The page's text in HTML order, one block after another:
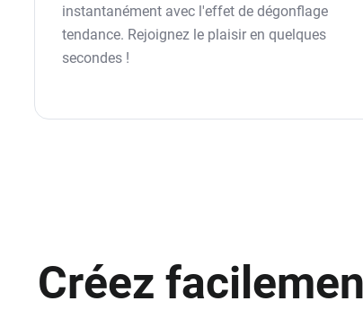
instantanément avec l'effet de dégonflage
tendance. Rejoignez le plaisir en quelques
secondes !
Créez